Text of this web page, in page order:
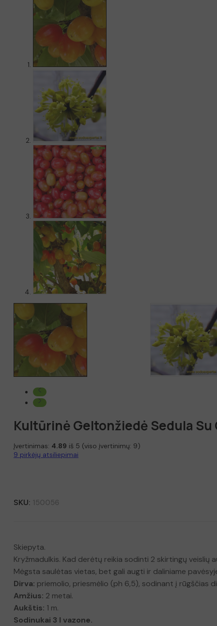
Kultūrinė Geltonžiedė Sedula
Įvertinimas: 4.89 iš 5 (viso įvertinimų: 9)
9 pirkėjų atsiliepimai
SKU: 150056
Skiepyta.
Kryžmadulkis. Kad derėtų reikia sodinti 2 skirtingų veislių
Mėgsta saulėtas vietas, bet gali augti ir daliniame
Dirva: priemolio, priesmėlio (ph 6,5), sodinant į rūgščias
Amžius: 2 metai.
Aukštis: 1 m.
Sodinukai 3 l vazone.